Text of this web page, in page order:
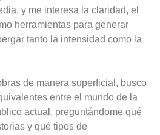
y me interesa la claridad, el
herramientas para generar
tanto la intensidad como la
de manera superficial, busco
entre el mundo de la
actual, preguntándome qué
y qué tipos de